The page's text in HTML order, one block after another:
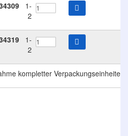
1-
2
1-
2
kompletter Verpackungseinheiten